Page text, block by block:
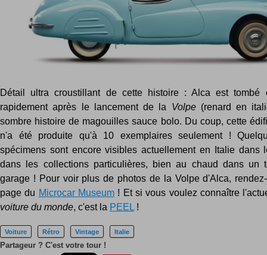
Détail ultra croustillant de cette histoire : Alca est tombé
rapidement après le lancement de la Volpe(renard en
sombre histoire de magouilles sauce bolo. Du coup, cette
n'a été produite qu'à 10 exemplaires seulement !
spécimens sont encore visibles actuellement en Italie dans
dans les collections particulières, bien au chaud dans un
garage ! Pour voir plus de photos de la Volpe d'Alca,
page du Microcar Museum ! Et si vous voulez connaître
voiture du monde, c'est la PEEL!
Voiture Rétro Vintage Italie
Partageur ? C'est votre tour !